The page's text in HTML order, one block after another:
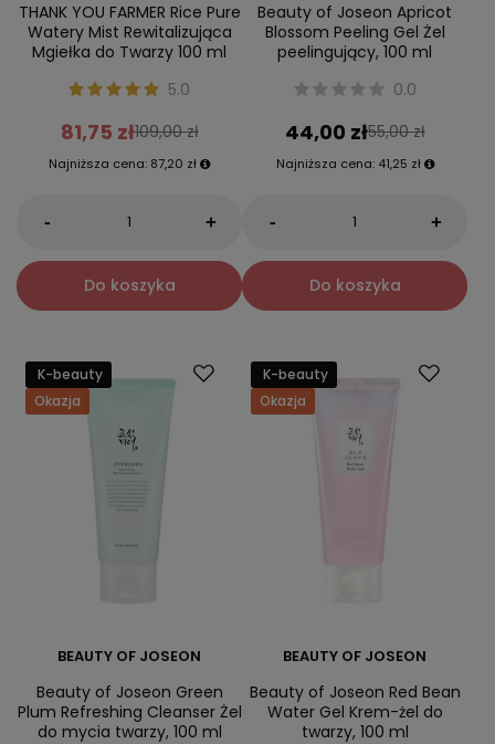
THANK YOU FARMER Rice Pure
Watery Mist Rewitalizująca
Mgiełka do Twarzy 100 ml
5.0
81,75 zł109,00 zł
Najniższa cena: 87,20 zł
- +
Do koszyka
Beauty of Joseon Apricot
Blossom Peeling Gel Żel
peelingujący, 100 ml
0.0
44,00 zł55,00 zł
Najniższa cena: 41,25 zł
- +
Do koszyka
K-beauty
Okazja
BEAUTY OF JOSEON
Beauty of Joseon Green
Plum Refreshing Cleanser Żel
do mycia twarzy, 100 ml
K-beauty
Okazja
BEAUTY OF JOSEON
Beauty of Joseon Red Bean
Water Gel Krem-żel do
twarzy, 100 ml